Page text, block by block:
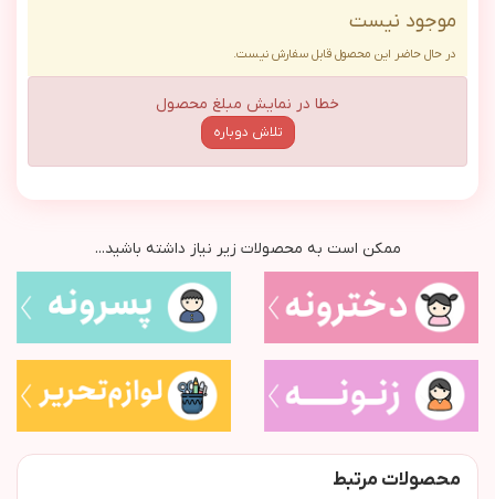
موجود نیست
در حال حاضر این محصول قابل سفارش نیست.
خطا در نمایش مبلغ محصول
تلاش دوباره
ممکن است به محصولات زیر نیاز داشته باشید...
محصولات مرتبط